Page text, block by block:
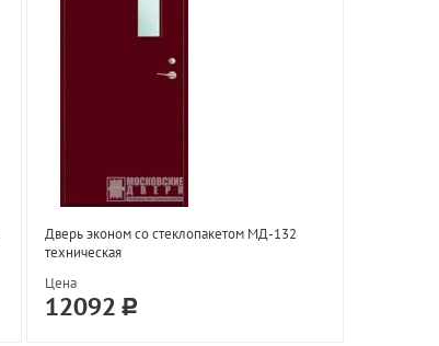
Дверь эконом со стеклопакетом МД-132
техническая
Цена
12092